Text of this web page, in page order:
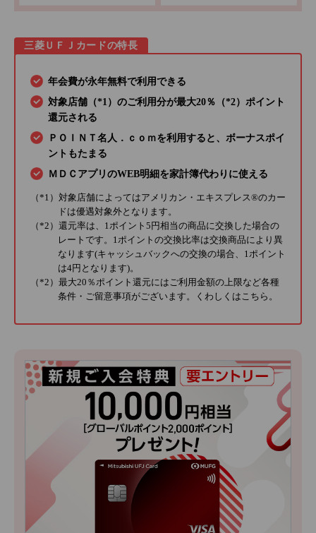
三菱ＵＦＪカードの特長
年会費が永年無料で利用できる
対象店舗（*1）のご利用分が最大20％（*2）ポイント
還元される
ＰＯＩＮＴ名人．ｃｏｍを利用すると、ボーナスポイ
ントもたまる
ＭＤＣアプリのWEB明細を家計簿代わりに使える
（*1）対象店舗によってはアメリカン・エキスプレス®のカー
ドは優遇対象外となります。
（*2）還元率は、1ポイント5円相当の商品に交換した場合の
レートです。1ポイントの交換比率は交換商品により異
なります(キャッシュバックへの交換の場合、1ポイント
は4円となります)。
（*2）最大20％ポイント還元にはご利用金額の上限など各種
条件・ご留意事項がございます。くわしくは こちら 。